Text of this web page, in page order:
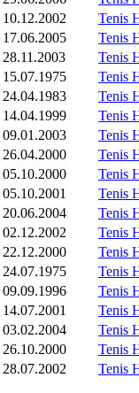
10.12.2002
Tenis
17.06.2005
Tenis
28.11.2003
Tenis
15.07.1975
Tenis
24.04.1983
Tenis
14.04.1999
Tenis
09.01.2003
Tenis
26.04.2000
Tenis
05.10.2000
Tenis
05.10.2001
Tenis
20.06.2004
Tenis
02.12.2002
Tenis
22.12.2000
Tenis
24.07.1975
Tenis
09.09.1996
Tenis
14.07.2001
Tenis
03.02.2004
Tenis
26.10.2000
Tenis
28.07.2002 Tenis